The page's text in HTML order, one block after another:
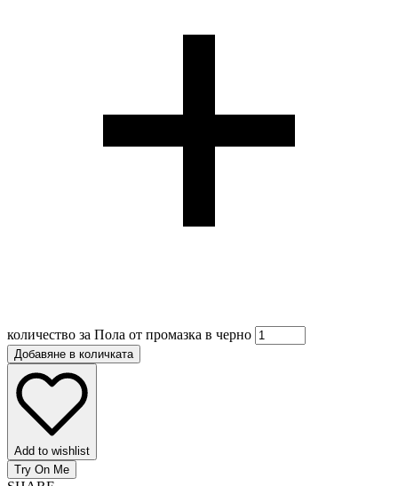
количество за Пола от промазка в черно
Добавяне в количката
Add to wishlist
Try On Me